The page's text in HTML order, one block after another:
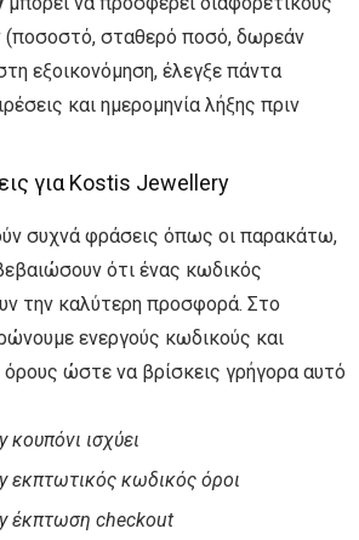
σταθερό ποσό, δωρεάν
εξοικονόμηση, έλεγξε πάντα
και ημερομηνία λήξης πριν
για Kostis Jewellery
συχνά φράσεις όπως οι παρακάτω,
ότι ένας κωδικός
την καλύτερη προσφορά. Στο
ενεργούς κωδικούς και
ώστε να βρίσκεις γρήγορα αυτό
ισχύει
εκπτωτικός κωδικός όροι
έκπτωση checkout